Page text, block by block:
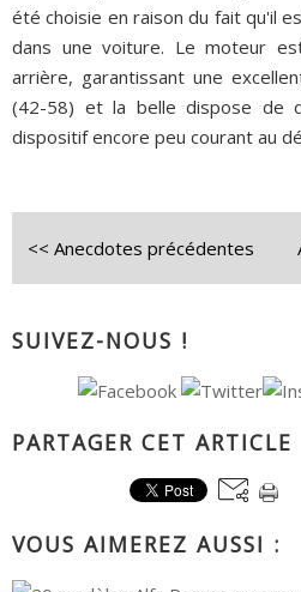
été choisie en raison du fait qu'il
dans une voiture. Le moteur
arrière, garantissant une
(42-58) et la belle dispose de
dispositif encore peu courant au
<< Anecdotes précédentes
SUIVEZ-NOUS !
PARTAGER CET ARTICLE
VOUS AIMEREZ AUSSI :